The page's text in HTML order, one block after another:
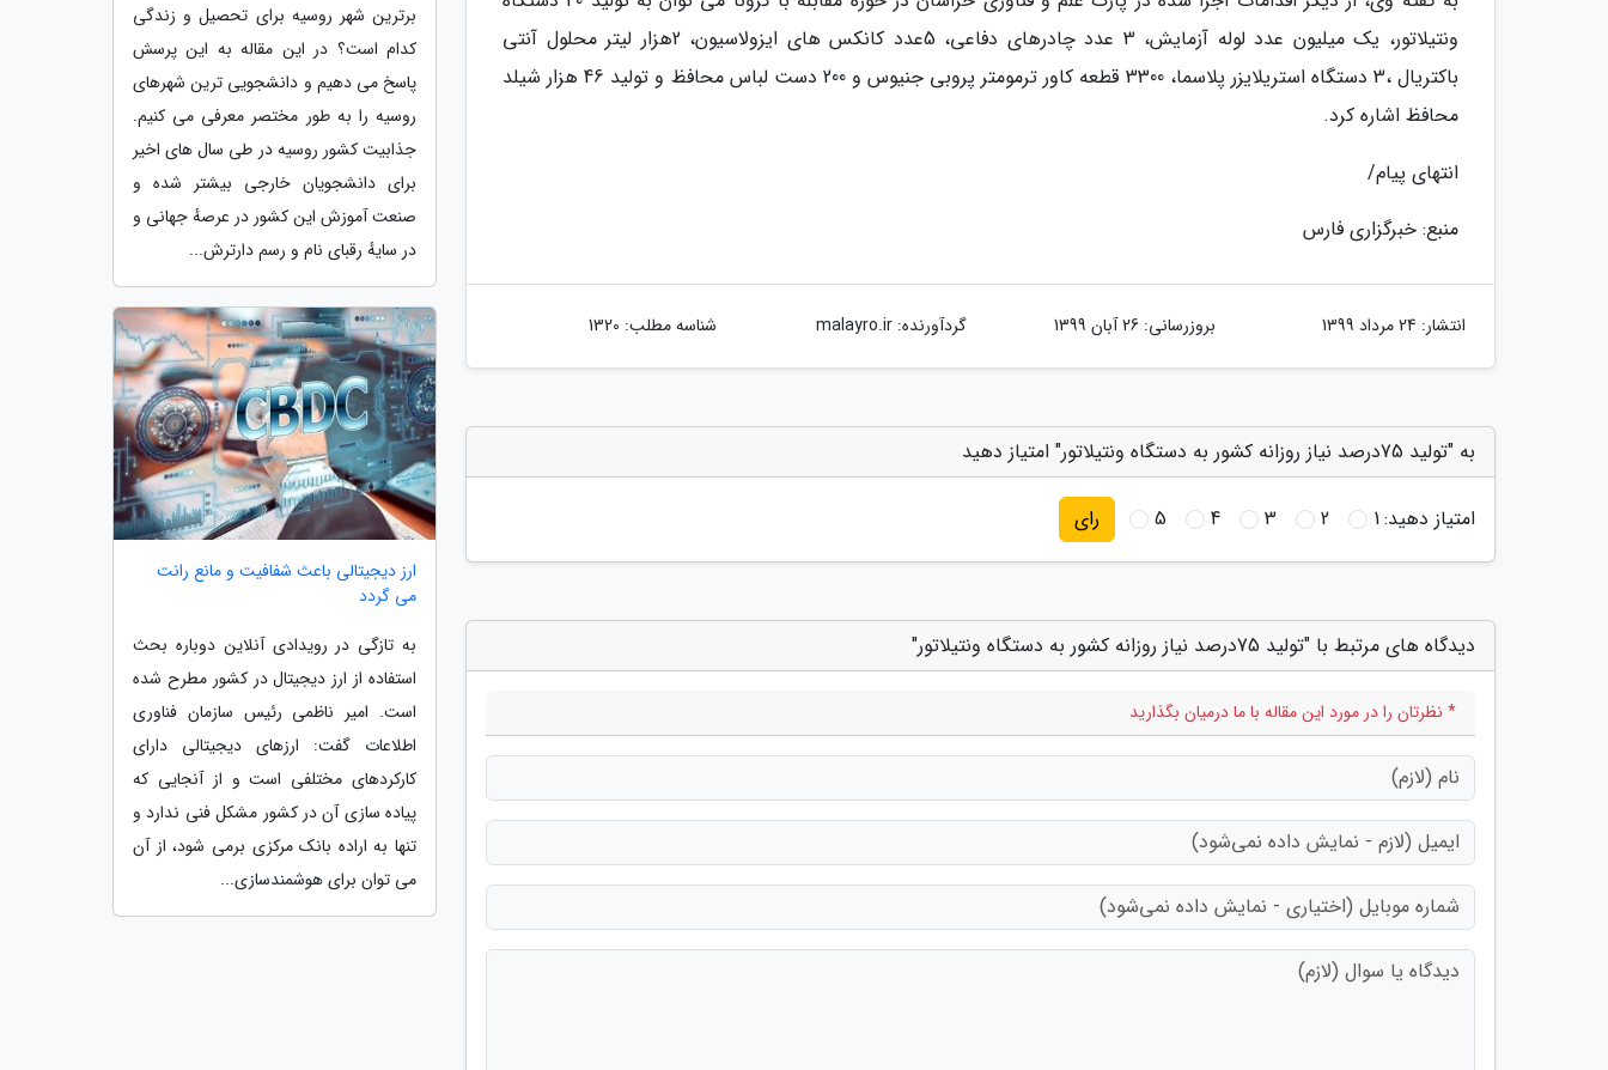
ونتیلاتور، یک میلیون عدد لوله آزمایش، 3 عدد چادرهای دفاعی، 5عدد کانکس های ایزولاسیون، 2هزار لیتر محلول آنتی
باکتریال ،3 دستگاه استریلایزر پلاسما، 3300 قطعه کاور ترمومتر پروبی جنیوس و 200 دست لباس محافظ و تولید 46 هزار شیلد
محافظ اشاره کرد.
انتهای پیام/
منبع: خبرگزاری فارس
انتشار: 24 مرداد 1399 بروزرسانی: 26 آبان 1399 گردآورنده:malayro.ir شناسه مطلب: 1320
به "تولید 75درصد نیاز روزانه کشور به دستگاه ونتیلاتور" امتیاز دهید
امتیاز دهید:1
2
3
4
5 رای
دیدگاه های مرتبط با "تولید 75درصد نیاز روزانه کشور به دستگاه ونتیلاتور"
* نظرتان را در مورد این مقاله با ما درمیان بگذارید
برترین شهر روسیه برای تحصیل و زندگی
کدام است؟ در این مقاله به این پرسش
پاسخ می دهیم و دانشجویی ترین شهرهای
روسیه را به طور مختصر معرفی می کنیم.
جذابیت کشور روسیه در طی سال های اخیر
برای دانشجویان خارجی بیشتر شده و
صنعت آموزش این کشور در عرصهٔ جهانی و
در سایهٔ رقبای نام و رسم دارترش...
ارز دیجیتالی باعث شفافیت و مانع رانت
می گردد
به تازگی در رویدادی آنلاین دوباره بحث
استفاده از ارز دیجیتال در کشور مطرح شده
است. امیر ناظمی رئیس سازمان فناوری
اطلاعات گفت: ارزهای دیجیتالی دارای
کارکردهای مختلفی است و از آنجایی که
پیاده سازی آن در کشور مشکل فنی ندارد و
تنها به اراده بانک مرکزی برمی شود، از آن
می توان برای هوشمندسازی...